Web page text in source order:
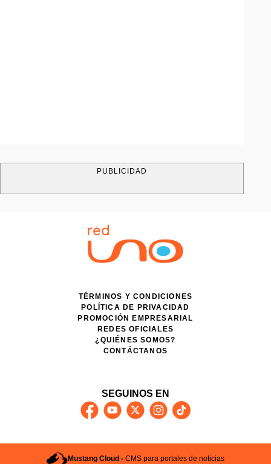
PUBLICIDAD
TÉRMINOS Y CONDICIONES
POLÍTICA DE PRIVACIDAD
PROMOCIÓN EMPRESARIAL
REDES OFICIALES
¿QUIÉNES SOMOS?
CONTÁCTANOS
SEGUINOS EN
Mustang Cloud -CMS para portales de noticias